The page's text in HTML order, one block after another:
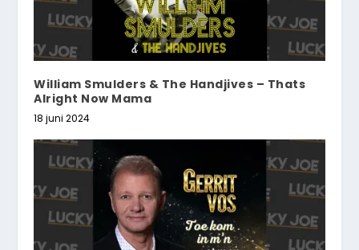
William Smulders & The Handjives – Thats
Alright Now Mama
18 juni 2024